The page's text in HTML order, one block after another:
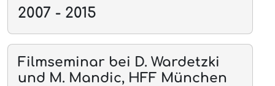
2007 - 2015
Filmseminar bei D. Wardetzki
und M. Mandic, HFF München